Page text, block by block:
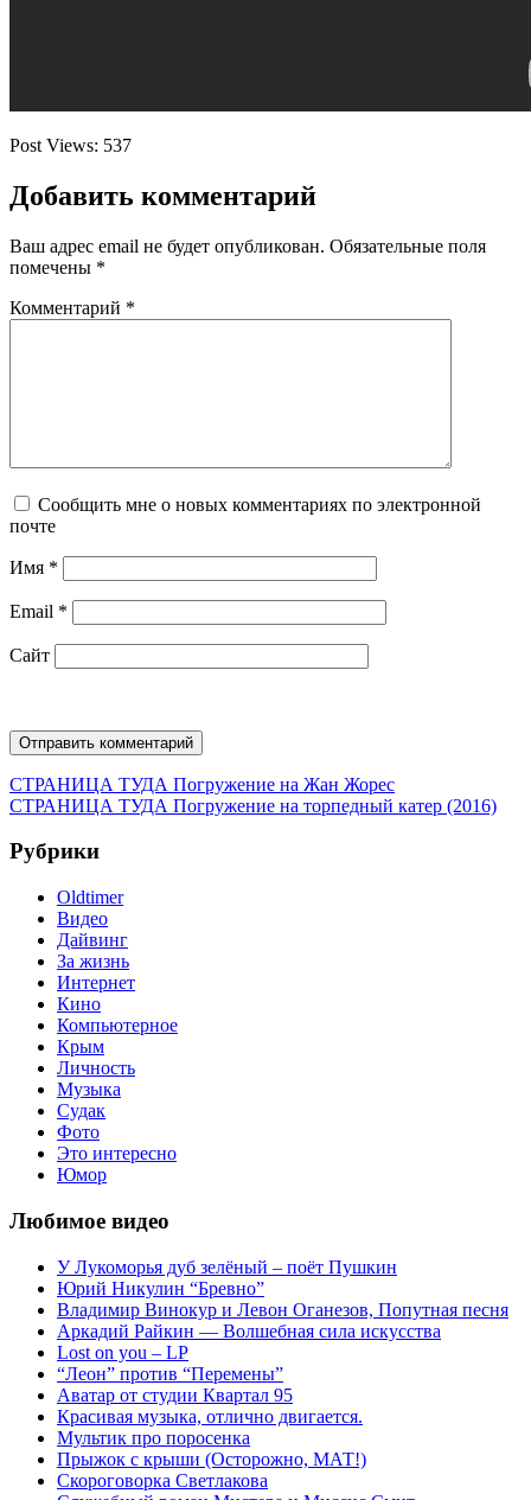
Post Views: 537
Добавить комментарий
Ваш адрес email не будет опубликован. Обязательные поля
помечены *
Комментарий *
Сообщить мне о новых комментариях по электронной
почте
Имя *
Email *
Сайт
Навигация
по
записям
СТРАНИЦА ТУДА Предыдущая
запись:
Погружение на Жан Жорес
СТРАНИЦА ТУДА Следующая
Погружение на торпедный катер (2016)
Рубрики
Oldtimer
Видео
Дайвинг
За жизнь
Интернет
Кино
Компьютерное
Крым
Личность
Музыка
Судак
Фото
Это интересно
Юмор
Любимое видео
У Лукоморья дуб зелёный – поёт Пушкин
Юрий Никулин “Бревно”
Владимир Винокур и Левон Оганезов, Попутная песня
Аркадий Райкин — Волшебная сила искусства
Lost on you – LP
“Леон” против “Перемены”
Аватар от студии Квартал 95
Красивая музыка, отлично двигается.
Мультик про поросенка
Прыжок с крыши (Осторожно, МАТ!)
Скороговорка Светлакова